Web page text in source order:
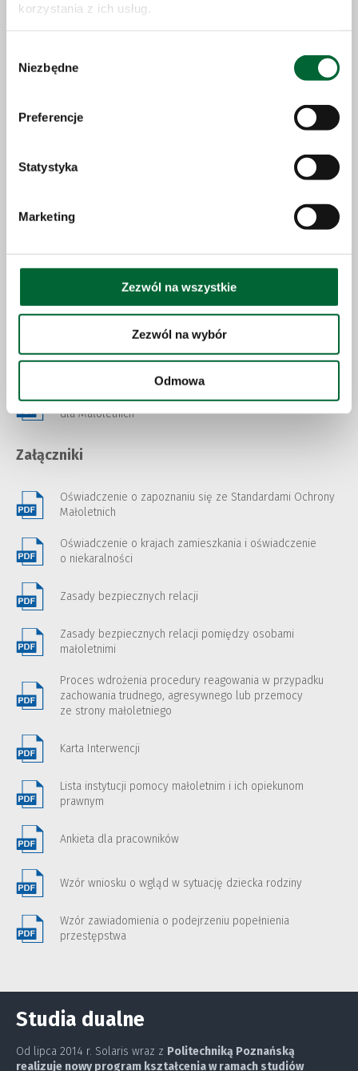
korzystania z ich usług.
zgody
Niezbędne
Preferencje
Statystyka
Marketing
Zezwól na wszystkie
Zezwól na wybór
Odmowa
mam zdecydowanie większą motywację i szansę
kolegów. Mówili, że jest w porządku. Rozważałem jeszcze
naukę w ogólniaku. Jestem jednak zadowolony z wyboru
Ochrona Małoletnich
Zasady zatrudniania Małoletnich
Standardy Ochrony Małoletnich
Standardy Ochrony Małoletnich - Wersja skrócona
dla Małoletnich
Załączniki
Oświadczenie o zapoznaniu się ze Standardami Ochrony
Małoletnich
Oświadczenie o krajach zamieszkania i oświadczenie
o niekaralności
Zasady bezpiecznych relacji
Zasady bezpiecznych relacji pomiędzy osobami
małoletnimi
Proces wdrożenia procedury reagowania w przypadku
zachowania trudnego, agresywnego lub przemocy
ze strony małoletniego
Karta Interwencji
Lista instytucji pomocy małoletnim i ich opiekunom
prawnym
Ankieta dla pracowników
Wzór wniosku o wgląd w sytuację dziecka rodziny
Wzór zawiadomienia o podejrzeniu popełnienia
przestępstwa
Studia dualne
Od lipca 2014 r. Solaris wraz z Politechniką Poznańską
realizuje nowy program kształcenia w ramach studiów